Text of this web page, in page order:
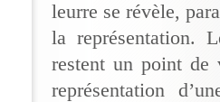
leurre se révèle,
la représentation.
restent un point de
représentation